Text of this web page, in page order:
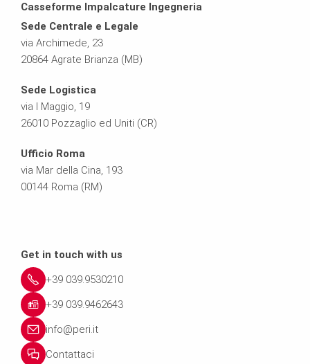
Casseforme Impalcature Ingegneria
Sede Centrale e Legale
via Archimede, 23
20864 Agrate Brianza (MB)
Sede Logistica
via I Maggio, 19
26010 Pozzaglio ed Uniti (CR)
Ufficio Roma
via Mar della Cina, 193
00144 Roma (RM)
Get in touch with us
+39 039.9530210
+39 039.9462643
info@peri.it
Contattaci